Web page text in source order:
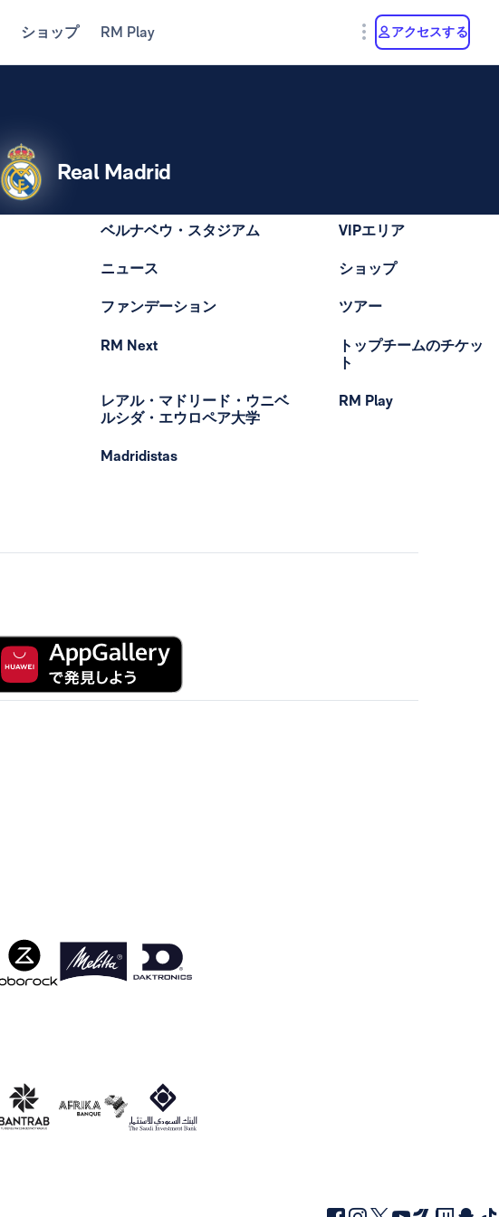
ショップ RM Play アクセスする
Real Madrid
ベルナベウ・スタジアム
ニュース
ファンデーション
RM Next
レアル・マドリード・ウニベ
ルシダ・エウロペア大学
Madridistas
VIPエリア
ショップ
ツアー
トップチームのチケッ
ト
RM Play